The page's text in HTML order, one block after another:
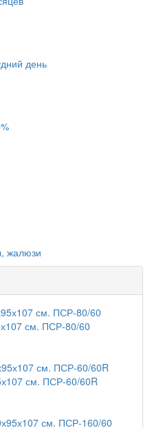
день
жалюзи
см. ПСР-80/60
см. ПСР-60/60R